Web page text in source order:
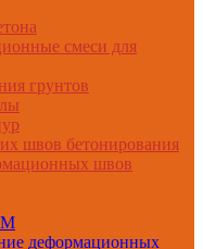
смеси для
грунтов
швов бетонирования
швов
деформационных